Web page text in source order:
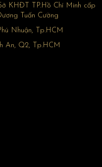
KHĐT TP.Hồ Chí Minh cấp
Tuấn Cường
Nhuận, Tp.HCM
An, Q2, Tp.HCM